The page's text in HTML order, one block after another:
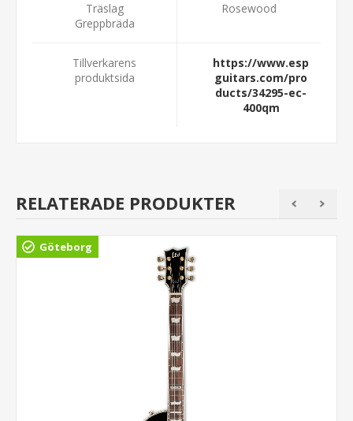
Träslag
Greppbräda
Rosewood
Tillverkarens
produktsida
https://www.esp
guitars.com/pro
ducts/34295-ec-
400qm
RELATERADE PRODUKTER
Göteborg